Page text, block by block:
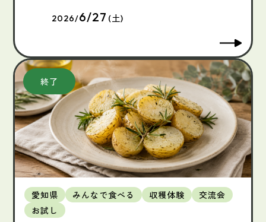
2026/6/27 (土)
愛知県 みんなで食べる 収穫体験
交流会
お試し